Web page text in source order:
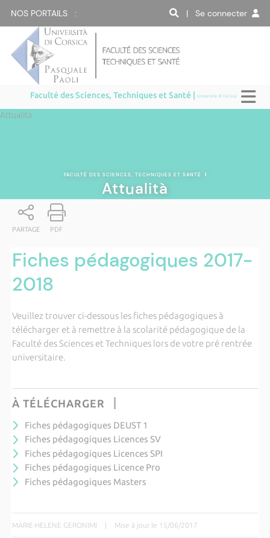
NOS PORTAILS : | Se connecter
Faculté des Sciences, Techniques et Santé |Università di Corsica
Attualità
FACULTÉ DES SCIENCES, TECHNIQUES ET SANTÉ |
Attualità
PARTAGE PDF
Fiches pédagogiques 2017-
2018
Veuillez trouver ci-dessous les fiches pédagogiques à
télécharger et à remettre à la scolarité pédagogique de la
Faculté des Sciences et Techniques lors de votre pré rentrée
universitaire.
À TÉLÉCHARGER
Fiches pédagogiques DEUST 1
Fiches pédagogiques Licences SV
Fiches pédagogiques Licences SPI
Fiches pédagogiques Licence Pro
Fiches pédagogiques Masters
MARIE-HELENE GERONIMI Mise à jour le 15/06/2017